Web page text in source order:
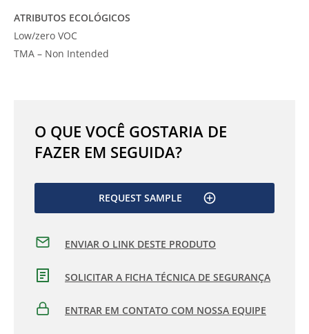
ATRIBUTOS ECOLÓGICOS
Low/zero VOC
TMA – Non Intended
O QUE VOCÊ GOSTARIA DE
FAZER EM SEGUIDA?
REQUEST SAMPLE
ENVIAR O LINK DESTE PRODUTO
SOLICITAR A FICHA TÉCNICA DE SEGURANÇA
ENTRAR EM CONTATO COM NOSSA EQUIPE